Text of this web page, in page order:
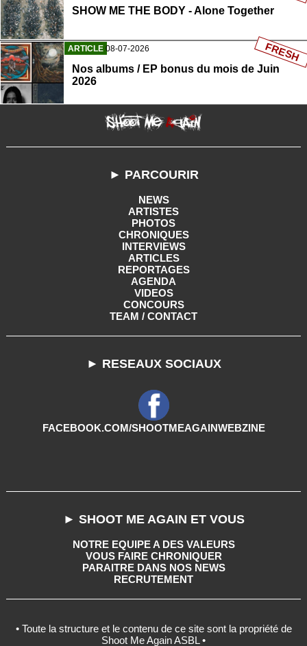
SHOW ME THE BODY - Alone Together
ARTICLE 08-07-2026
Nos albums / EP bonus du mois de Juin
2026
FRESH
► PARCOURIR
NEWS
ARTISTES
PHOTOS
CHRONIQUES
INTERVIEWS
ARTICLES
REPORTAGES
AGENDA
VIDEOS
CONCOURS
TEAM / CONTACT
► RESEAUX SOCIAUX
FACEBOOK.COM/SHOOTMEAGAINWEBZINE
► SHOOT ME AGAIN ET VOUS
NOTRE EQUIPE A DES VALEURS
VOUS FAIRE CHRONIQUER
PARAITRE DANS NOS NEWS
RECRUTEMENT
• Toute la structure et le contenu de ce site sont la propriété de
Shoot Me Again ASBL •